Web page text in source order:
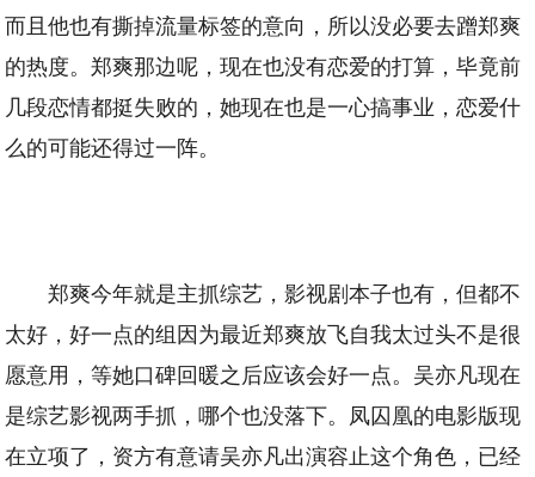
而且他也有撕掉流量标签的意向，所以没必要去蹭郑爽
的热度。郑爽那边呢，现在也没有恋爱的打算，毕竟前
几段恋情都挺失败的，她现在也是一心搞事业，恋爱什
么的可能还得过一阵。
郑爽今年就是主抓综艺，影视剧本子也有，但都不
太好，好一点的组因为最近郑爽放飞自我太过头不是很
愿意用，等她口碑回暖之后应该会好一点。吴亦凡现在
是综艺影视两手抓，哪个也没落下。凤囚凰的电影版现
在立项了，资方有意请吴亦凡出演容止这个角色，已经